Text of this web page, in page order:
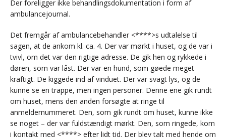
Der foreligger ikke behandlingsdokumentation i form af
ambulancejournal.
Det fremgår af ambulancebehandler <****>s udtalelse til
sagen, at de ankom kl. ca. 4. Der var mørkt i huset, og de var i
tvivl, om det var den rigtige adresse. De gik hen og rykkede i
døren, som var låst. Der var en hund, som gøede meget
kraftigt. De kiggede ind af vinduet. Der var svagt lys, og de
kunne se en trappe, men ingen personer. Denne ene gik rundt
om huset, mens den anden forsøgte at ringe til
anmeldernummeret. Den, som gik rundt om huset, kunne ikke
se noget – der var fuldstændigt mørkt. Den, som ringede, kom
i kontakt med <****> efter lidt tid. Der blev talt med hende om